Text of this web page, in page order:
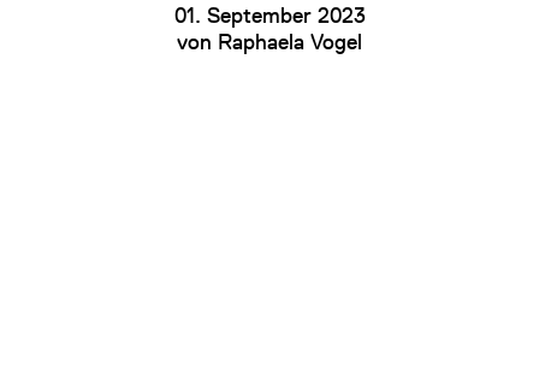
01. September 2023
von Raphaela Vogel